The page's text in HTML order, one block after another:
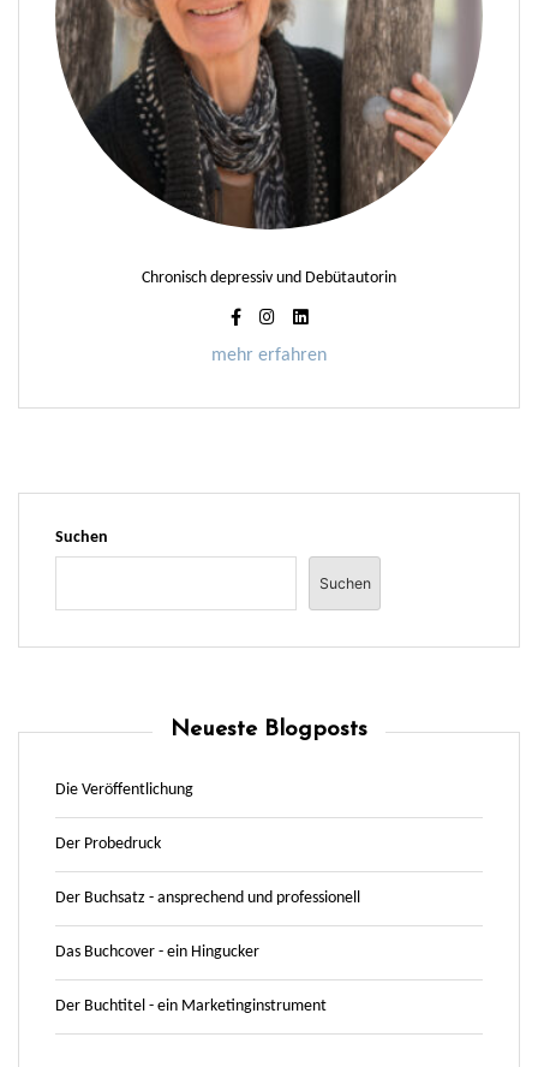
Chronisch depressiv und Debütautorin
mehr erfahren
Suchen
Suchen
Neueste Blogposts
Die Veröffentlichung
Der Probedruck
Der Buchsatz - ansprechend und professionell
Das Buchcover - ein Hingucker
Der Buchtitel - ein Marketinginstrument